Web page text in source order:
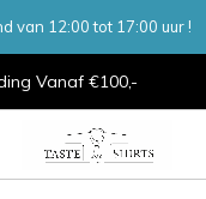
Vanaf €100,-
van 12:00 tot 17:00 uur !